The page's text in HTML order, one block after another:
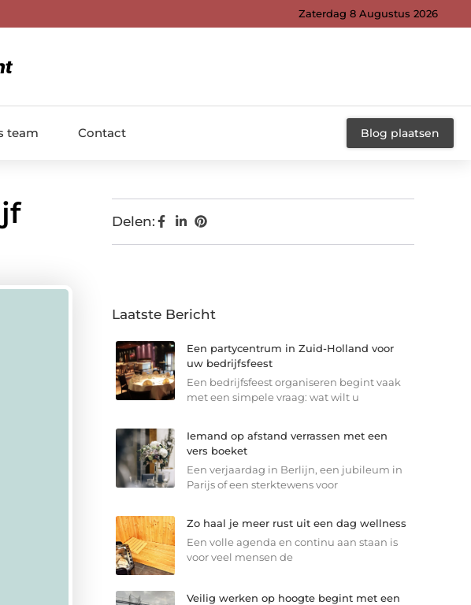
Zaterdag 8 Augustus 2026
team Contact Blog plaatsen
Delen:
Laatste Bericht
Een partycentrum in Zuid-Holland voor
uw bedrijfsfeest
Een bedrijfsfeest organiseren begint vaak
met een simpele vraag: wat wilt u
Iemand op afstand verrassen met een
vers boeket
Een verjaardag in Berlijn, een jubileum in
Parijs of een sterkte­wens voor
Zo haal je meer rust uit een dag wellness
Een volle agenda en continu aan staan is
voor veel mensen de
Veilig werken op hoogte begint met een